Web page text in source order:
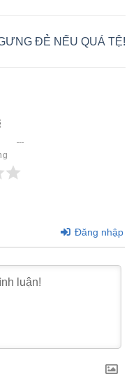
ĐẺ NẾU QUÁ TỆ!
Đăng nhập